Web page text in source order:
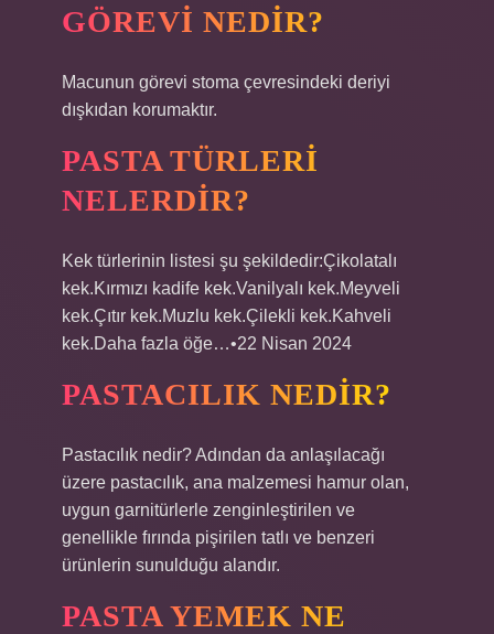
GÖREVI NEDIR?
Macunun görevi stoma çevresindeki deriyi
dışkıdan korumaktır.
PASTA TÜRLERI
NELERDIR?
Kek türlerinin listesi şu şekildedir:Çikolatalı
kek.Kırmızı kadife kek.Vanilyalı kek.Meyveli
kek.Çıtır kek.Muzlu kek.Çilekli kek.Kahveli
kek.Daha fazla öğe…•22 Nisan 2024
PASTACILIK NEDIR?
Pastacılık nedir? Adından da anlaşılacağı
üzere pastacılık, ana malzemesi hamur olan,
uygun garnitürlerle zenginleştirilen ve
genellikle fırında pişirilen tatlı ve benzeri
ürünlerin sunulduğu alandır.
PASTA YEMEK NE